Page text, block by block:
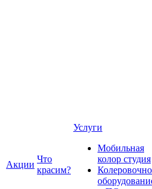
Акции
Что
красим?
Услуги
Мобильная
колор студия